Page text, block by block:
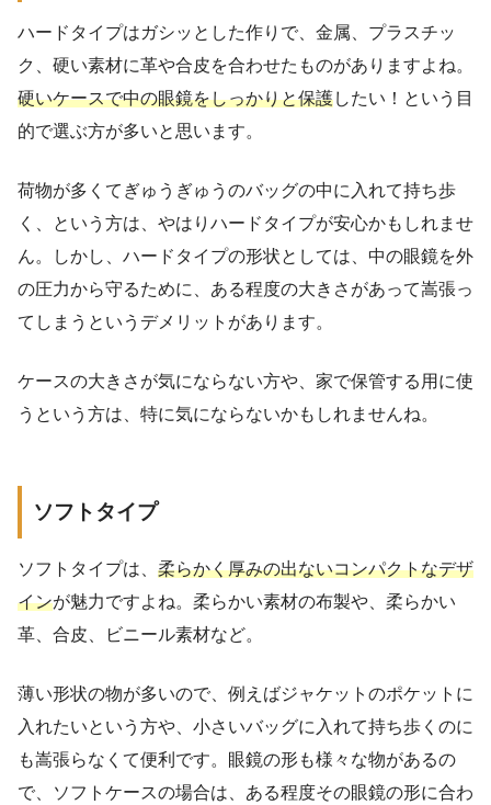
ハードタイプはガシッとした作りで、金属、プラスチッ
ク、硬い素材に革や合皮を合わせたものがありますよね。
硬いケースで中の眼鏡をしっかりと保護したい！という目
的で選ぶ方が多いと思います。
荷物が多くてぎゅうぎゅうのバッグの中に入れて持ち歩
く、という方は、やはりハードタイプが安心かもしれませ
ん。しかし、ハードタイプの形状としては、中の眼鏡を外
の圧力から守るために、ある程度の大きさがあって嵩張っ
てしまうというデメリットがあります。
ケースの大きさが気にならない方や、家で保管する用に使
うという方は、特に気にならないかもしれませんね。
ソフトタイプ
ソフトタイプは、 柔らかく厚みの出ないコンパクトなデザ
インが魅力ですよね。柔らかい素材の布製や、柔らかい
革、合皮、ビニール素材など。
薄い形状の物が多いので、例えばジャケットのポケットに
入れたいという方や、小さいバッグに入れて持ち歩くのに
も嵩張らなくて便利です。眼鏡の形も様々な物があるの
で、ソフトケースの場合は、ある程度その眼鏡の形に合わ